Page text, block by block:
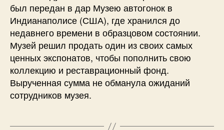
был передан в дар Музею автогонок в
Индианаполисе (США), где хранился до
недавнего времени в образцовом состоянии.
Музей решил продать один из своих самых
ценных экспонатов, чтобы пополнить свою
коллекцию и реставрационный фонд.
Вырученная сумма не обманула ожиданий
сотрудников музея.